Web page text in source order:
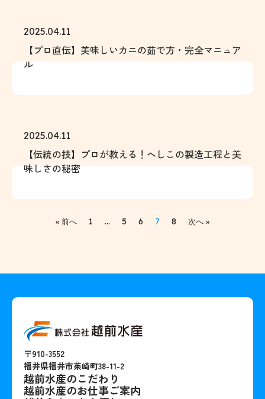
2025.04.11
【プロ直伝】美味しいカニの茹で方・完全マニュア
ル
2025.04.11
【伝統の技】プロが教える！へしこの製造工程と美
味しさの秘密
« 前へ 1 … 5 6 7 8 次へ »
〒910-3552
福井県福井市茱崎町38-11-2
越前水産のこだわり
越前水産のお仕事ご案内